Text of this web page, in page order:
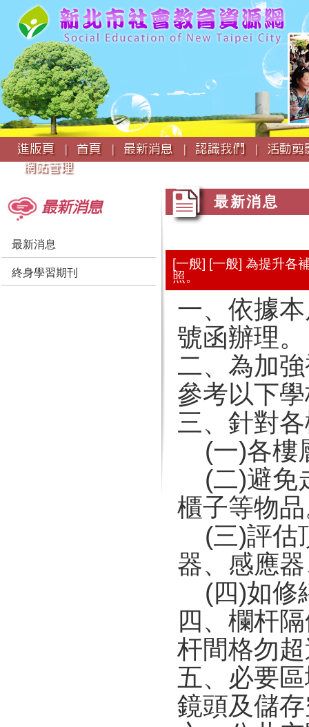
:::
進版頁 |
首頁 | 最新消息 | 認識我們 |
活動
網站管理
最新消息
最新消息
終身學習期刊
最新消息
[一般] [一般] 為提升各
照。
一、依據
號函辦理。
二、為加
參考以下
三、針對
(一)各樓
(二)避免
櫃子等物
(三)評估
器、感應
(四)如修
四、欄杆
杆間格勿
五、必要
鏡頭及儲